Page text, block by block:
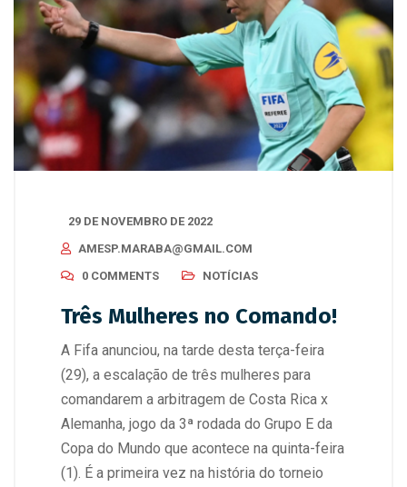
29 DE NOVEMBRO DE 2022
AMESP.MARABA@GMAIL.COM
0 COMMENTS
NOTÍCIAS
Três Mulheres no Comando!
A Fifa anunciou, na tarde desta terça-feira
(29), a escalação de três mulheres para
comandarem a arbitragem de Costa Rica x
Alemanha, jogo da 3ª rodada do Grupo E da
Copa do Mundo que acontece na quinta-feira
(1). É a primeira vez na história do torneio